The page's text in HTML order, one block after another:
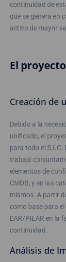
continuidad de
que se genera en
activo de mayor
El proyecto
Creación de
Debido a la
unificado, el
para todo el S.I.C.
trabajó
elementos de
CMDB, y en las
mismos. A partir
como base para
EAR/PILAR en la
continuidad.
Análisis de